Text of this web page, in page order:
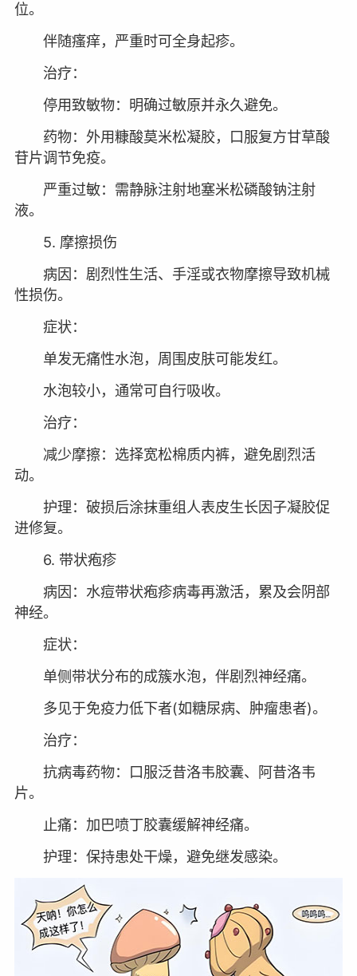
位。
伴随瘙痒，严重时可全身起疹。
治疗：
停用致敏物：明确过敏原并永久避免。
药物：外用糠酸莫米松凝胶，口服复方甘草酸
苷片调节免疫。
严重过敏：需静脉注射地塞米松磷酸钠注射
液。
5. 摩擦损伤
病因：剧烈性生活、手淫或衣物摩擦导致机械
性损伤。
症状：
单发无痛性水泡，周围皮肤可能发红。
水泡较小，通常可自行吸收。
治疗：
减少摩擦：选择宽松棉质内裤，避免剧烈活
动。
护理：破损后涂抹重组人表皮生长因子凝胶促
进修复。
6. 带状疱疹
病因：水痘带状疱疹病毒再激活，累及会阴部
神经。
症状：
单侧带状分布的成簇水泡，伴剧烈神经痛。
多见于免疫力低下者(如糖尿病、肿瘤患者)。
治疗：
抗病毒药物：口服泛昔洛韦胶囊、阿昔洛韦
片。
止痛：加巴喷丁胶囊缓解神经痛。
护理：保持患处干燥，避免继发感染。